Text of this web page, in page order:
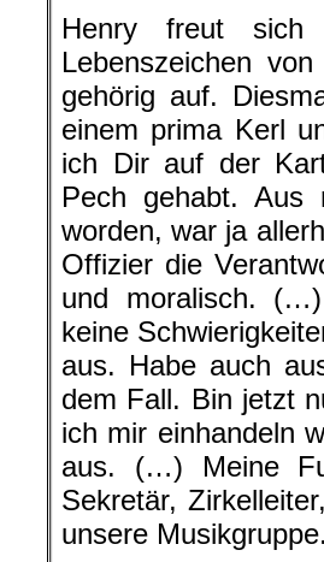
Henry freut
Lebenszeichen
gehörig auf.
einem prima Kerl
ich Dir auf der
Pech gehabt. Aus
worden, war ja
Offizier die
und moralisch.
keine
aus. Habe auch
dem Fall. Bin jetzt
ich mir einhandeln
aus. (…) Meine
Sekretär,
unsere